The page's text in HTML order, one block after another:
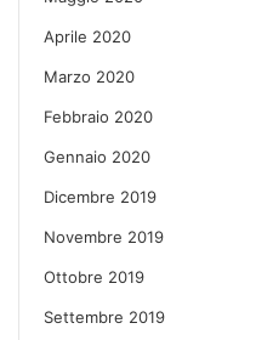
Aprile 2020
Marzo 2020
Febbraio 2020
Gennaio 2020
Dicembre 2019
Novembre 2019
Ottobre 2019
Settembre 2019